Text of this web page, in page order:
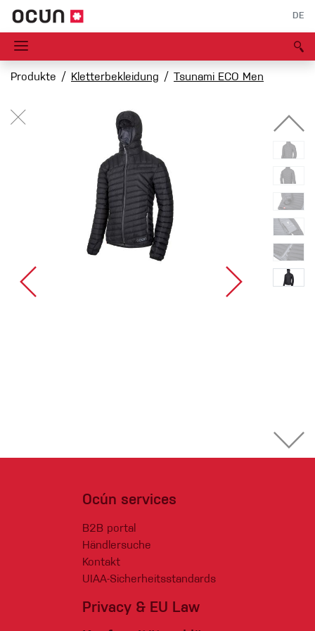
DE
Produkte Kletterbekleidung Tsunami ECO Men
Ocún services
B2B portal
Händlersuche
Kontakt
UIAA-Sicherheitsstandards
Privacy & EU Law